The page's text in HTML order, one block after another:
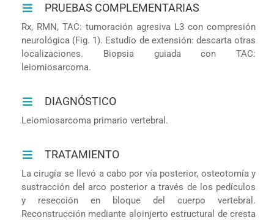
PRUEBAS COMPLEMENTARIAS
Rx, RMN, TAC: tumoración agresiva L3 con compresión
neurológica (Fig. 1). Estudio de extensión: descarta otras
localizaciones. Biopsia guiada con TAC:
leiomiosarcoma.
DIAGNÓSTICO
Leiomiosarcoma primario vertebral.
TRATAMIENTO
La cirugía se llevó a cabo por vía posterior, osteotomía y
sustracción del arco posterior a través de los pedículos
y resección en bloque del cuerpo vertebral.
Reconstrucción mediante aloinjerto estructural de cresta